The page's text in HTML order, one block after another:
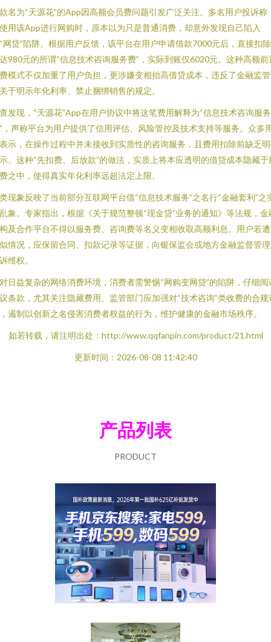
名为“天源花”的App因高额会员费问题引发广泛关注。多名用户投诉称
用该App进行网购时，原本以为只是普通消费，却意外发现自己陷入
网贷”陷阱。根据用户反馈，该平台在用户申请借款7000元后，直接扣
980元的所谓“信息技术咨询服务费”，实际到账仅6020元。这种高额前
模式不仅加重了用户负担，更涉嫌变相抬高借贷成本，违反了金融监
于明示年化利率、禁止捆绑销售的规定。
发现，“天源花”App在用户协议中将这笔费用解释为“信息技术咨询服务
，声称平台为用户提供了信用评估、风险管控及技术支持等服务。众多
示，在操作过程中并未接收到实质性的咨询服务，且费用扣除前缺乏
。这种“先扣费、后放款”的做法，实质上将本应透明的借贷成本隐藏于
之中，使得真实年化利率远超法定上限。
现象反映了当前部分互联网平台借“信息技术服务”之名行“金融套利”之
象。专家指出，根据《关于规范整顿“现金贷”业务的通知》等法规，金
及合作平台不得以服务费、咨询费等名义变相收取高额利息。用户若
情况，应保留合同、扣款记录等证据，向银保监会或地方金融监督管
维权。
日益复杂的网络消费环境，消费者需警惕“网购变网贷”的陷阱，仔细阅
条款，尤其关注隐藏费用。监管部门应加强对“技术咨询”类收费的合规
遏制以创新之名侵害消费者权益的行为，维护健康的金融市场秩序。
如若转载，请注明出处：http://www.qqfanpin.com/product/21.html
更新时间：2026-08-08 11:42:40
产品列表
PRODUCT